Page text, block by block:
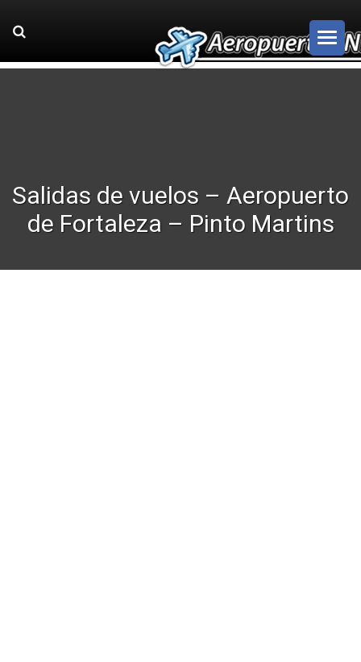
Salidas de vuelos – Aeropuerto
de Fortaleza – Pinto Martins